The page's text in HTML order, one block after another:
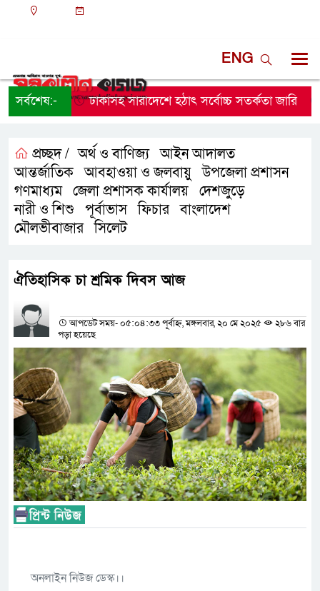
ENG
সর্বশেষ:- ঢাকাসহ সারাদেশে হঠাৎ সর্বোচ্চ সতর্কতা জা‌রি
প্রচ্ছদ / অর্থ ও বাণিজ্য ,আইন আদালত
আন্তর্জাতিক ,আবহাওয়া ও জলবায়ু ,উপজেলা প্রশাসন
গণমাধ্যম জেলা প্রশাসক কার্যালয় দেশজুড়ে
নারী ও শিশু পূর্বাভাস ,ফিচার ,বাংলাদেশ
মৌলভীবাজার ,সিলেট
ঐতিহাসিক চা শ্রমিক দিবস আজ
আপডেট সময়- ০৫:০৪:৩৩ পূর্বাহ্ন, মঙ্গলবার, ২০ মে ২০২৫
২৮৬ বার
পড়া হয়েছে
অনলাইন নিউজ ডেস্ক।।